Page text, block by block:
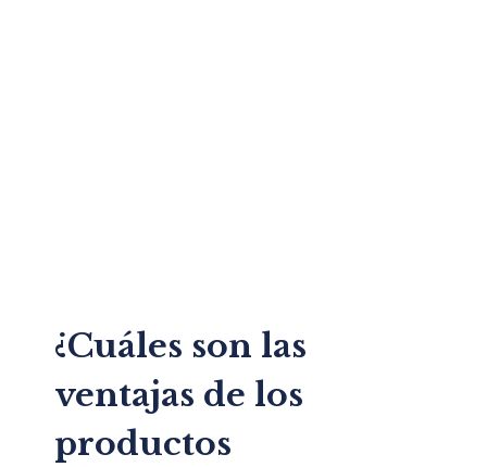
¿Cuáles son las
ventajas de los
productos